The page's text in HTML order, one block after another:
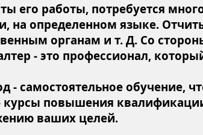
его работы, потребуется
на определенном языке.
органам и т. Д. Со
- это профессионал,
самостоятельное обучение,
курсы повышения
ваших целей.